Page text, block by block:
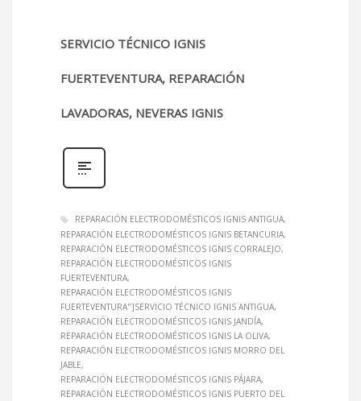
SERVICIO TÉCNICO IGNIS
FUERTEVENTURA, REPARACIÓN
LAVADORAS, NEVERAS IGNIS
REPARACIÓN ELECTRODOMÉSTICOS IGNIS ANTIGUA
REPARACIÓN ELECTRODOMÉSTICOS IGNIS BETANCURIA
REPARACIÓN ELECTRODOMÉSTICOS IGNIS CORRALEJO
REPARACIÓN ELECTRODOMÉSTICOS IGNIS
FUERTEVENTURA
REPARACIÓN ELECTRODOMÉSTICOS IGNIS
FUERTEVENTURA"]SERVICIO TÉCNICO IGNIS ANTIGUA
REPARACIÓN ELECTRODOMÉSTICOS IGNIS JANDÍA
REPARACIÓN ELECTRODOMÉSTICOS IGNIS LA OLIVA
REPARACIÓN ELECTRODOMÉSTICOS IGNIS MORRO DEL
JABLE
REPARACIÓN ELECTRODOMÉSTICOS IGNIS PÁJARA
REPARACIÓN ELECTRODOMÉSTICOS IGNIS PUERTO DEL